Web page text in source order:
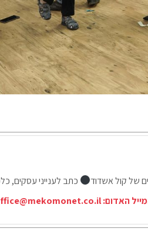
של קול אשדוד
כתב לענייני עסקים,
האדום: